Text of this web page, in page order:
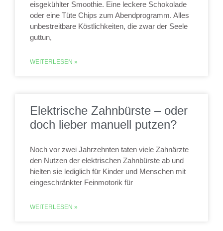
eisgekühlter Smoothie. Eine leckere Schokolade
oder eine Tüte Chips zum Abendprogramm. Alles
unbestreitbare Köstlichkeiten, die zwar der Seele
guttun,
WEITERLESEN »
Elektrische Zahnbürste – oder
doch lieber manuell putzen?
Noch vor zwei Jahrzehnten taten viele Zahnärzte
den Nutzen der elektrischen Zahnbürste ab und
hielten sie lediglich für Kinder und Menschen mit
eingeschränkter Feinmotorik für
WEITERLESEN »